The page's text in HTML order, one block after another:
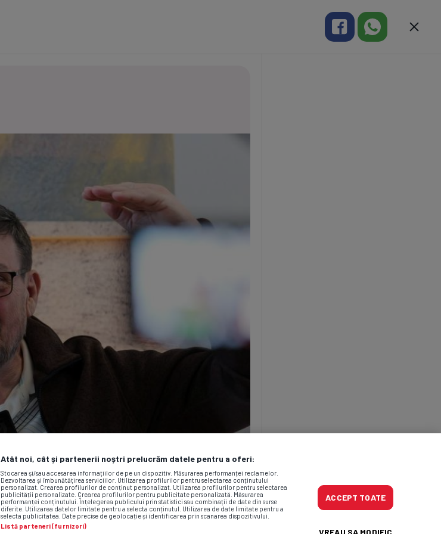
Atât noi, cât și partenerii noștri prelucrăm datele pentru a oferi:
Stocarea și/sau accesarea informațiilor de pe un dispozitiv. Măsurarea performanței reclamelor.
Dezvoltarea și îmbunătățirea serviciilor. Utilizarea profilurilor pentru selectarea conținutului
personalizat. Crearea profilurilor de conținut personalizat. Utilizarea profilurilor pentru selectarea
publicității personalizate. Crearea profilurilor pentru publicitate personalizată. Măsurarea
performanței conținutului. Înțelegerea publicului prin statistici sau combinații de date din surse
diferite. Utilizarea datelor limitate pentru a selecta conținutul. Utilizarea de date limitate pentru a
selecta publicitatea. Date precise de geolocație și identificarea prin scanarea dispozitivului.
Listă parteneri (furnizori)
ACCEPT TOATE
VREAU SA MODIFIC